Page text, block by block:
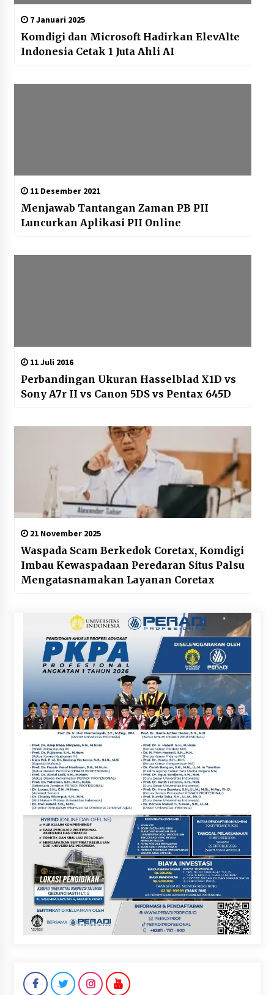
7 Januari 2025
Komdigi dan Microsoft Hadirkan ElevAlte
Indonesia Cetak 1 Juta Ahli AI
11 Desember 2021
Menjawab Tantangan Zaman PB PII
Luncurkan Aplikasi PII Online
11 Juli 2016
Perbandingan Ukuran Hasselblad X1D vs
Sony A7r II vs Canon 5DS vs Pentax 645D
21 November 2025
Waspada Scam Berkedok Coretax, Komdigi
Imbau Kewaspadaan Peredaran Situs Palsu
Mengatasnamakan Layanan Coretax